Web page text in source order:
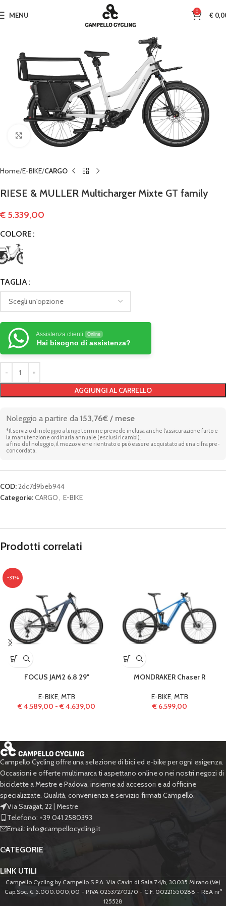
MENU 0 €
Clicca per ingrandire
Home E-BIKE CARGO
RIESE & MULLER Multicharger Mixte GT family
€ 5.339,00
COLORE
TAGLIA
AGGIUNGI AL CARRELLO
Assistenza clienti Online
Hai bisogno di assistenza?
Noleggio a partire da 153,76€ / mese
*Il servizio di noleggio a lungo termine prevede inclusa anche l’assicurazione furto e
la manutenzione ordinaria annuale (esclusi ricambi).
a fine del noleggio, il mezzo viene rientrato e può essere acquistato ad una cifra pre-
concordata.
COD:2dc7d9beb944
Categorie:CARGO, E-BIKE
Prodotti correlati
-31%
FOCUS JAM2 6.8 29″
E-BIKE, MTB
€4.589,00 - €4.639,00
MONDRAKER Chaser R
E-BIKE, MTB
€6.599,00
Campello Cycling offre una selezione di bici ed e-bike per ogni esigenza.
Occasioni e offerte multimarca ti aspettano online o nei nostri negozi di
biciclette a Mestre e Padova, insieme ad accessori e ad officine
specializzate. Qualità, convenienza e servizio firmati Campello.
Via Saragat, 22 | Mestre
Telefono: +39 041 2580393
Email: info@campellocycling.it
CATEGORIE
LINK UTILI
Campello Cycling by Campello S.P.A. Via Cavin di Sala 74/b, 30035 Mirano (Ve)
Cap.Soc. € 5.000.000,00 - P.IVA 02537270270 - C.F. 00221550288 - REA nr°
125528